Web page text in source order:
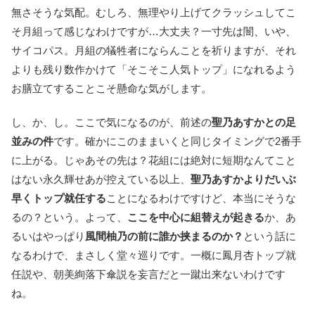
無さそうな気配。むしろ、無理やり上げてクラッシュしてこ
そ月組って感じなわけですが…大丈夫？一寸先は闇、いや、
サイコパス。月組の犠牲者にならんことを祈りますが、それ
よりも残り数作かけて「そこそこ人気トップ」になれるよう
お膳立てすることこそ懸命な気がします。
し、か、し。ここで気になるのが、前述の聖乃あすかとの足
並みの件です。確かにこのままいくと同じタイミングで2番手
に上がる。じゃあその先は？花組には絶対に短期なんてこと
はない永久輝せあが控えている以上、 聖乃あすかよりだいぶ
早くトップ就任することになるわけですけど、本当にそうな
るの？という。よって、 ここを中心に組替えが起きるか、あ
るいはやっぱり 風間柚乃の前に誰か挟まるのか？ という話に
なるわけで、まさしく堂々巡りです。一概に鳳月杏トップ就
任説や、朝美絢落下傘説を妄言だと一蹴出来ないわけです
ね。